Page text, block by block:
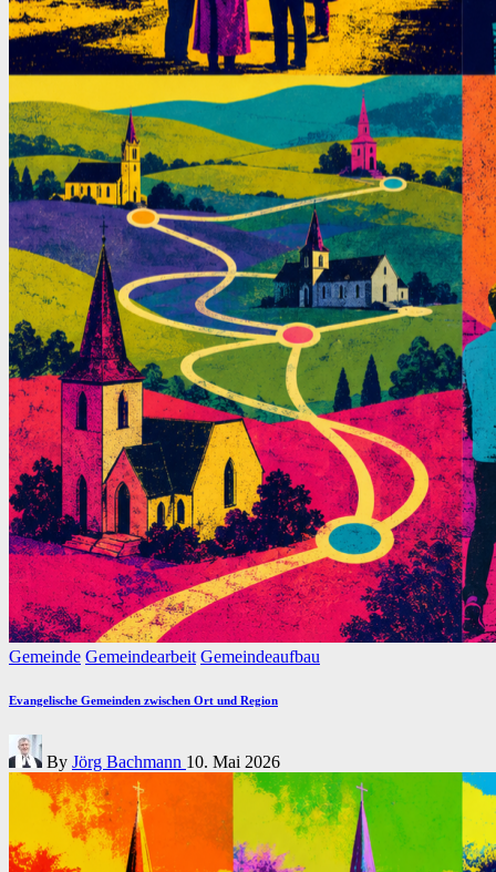
Posted
Gemeinde Gemeindearbeit Gemeindeaufbau
Evangelische Gemeinden zwischen Ort und Region
Posted
by
By Jörg Bachmann 10. Mai 2026